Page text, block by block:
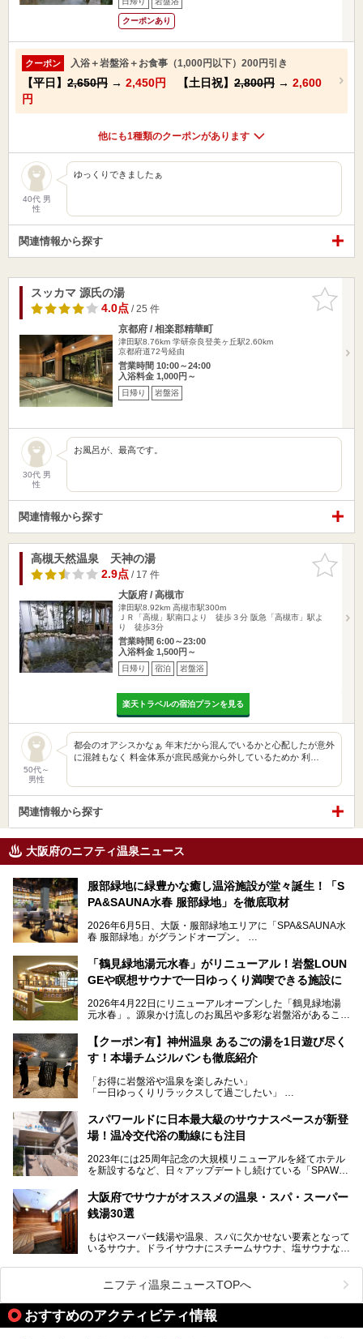
クーポンあり
クーポン 入浴＋岩盤浴＋お食事（1,000円以下）200円引き
【平日】 2,650円 → 2,450円 【土日祝】 2,800円 → 2,600
円
他にも1種類のクーポンがあります
40代 男
性
ゆっくりできましたぁ
関連情報から探す
お気に入
りに追加
スッカマ 源氏の湯
4.0点/ 25 件
京都府 / 相楽郡精華町
津田駅8.76km 学研奈良登美ヶ丘駅2.60km
京都府道72号経由
営業時間 10:00～24:00
入浴料金 1,000円～
日帰り 岩盤浴
30代 男
性
お風呂が、最高です。
関連情報から探す
お気に入
りに追加
高槻天然温泉 天神の湯
2.9点/ 17 件
大阪府 / 高槻市
津田駅8.92km 高槻市駅300m
ＪＲ「高槻」駅南口より 徒歩３分 阪急「高槻市」駅よ
り 徒歩3分
営業時間 6:00～23:00
入浴料金 1,500円～
日帰り 宿泊 岩盤浴
楽天トラベルの宿泊プランを見る
50代～
男性
都会のオアシスかなぁ 年末だから混んでいるかと心配したが意外
に混雑もなく 料金体系が庶民感覚から外しているためか 利…
関連情報から探す
大阪府のニフティ温泉ニュース
服部緑地に緑豊かな癒し温浴施設が堂々誕生！「S
PA&SAUNA水春 服部緑地」を徹底取材
2026年6月5日、大阪・服部緑地エリアに「SPA&SAUNA水
春 服部緑地」がグランドオープン。
当初の計画から約5年の時を経て誕生した本施設は、温泉・
サウナ・岩盤浴・フィットネス・ラウンジ・レストランなど
を融合した、これまでの“水春”のイメージをさらに進化させ
今回はオープン前の内覧会に参加し、館内のこだわりポイン
サウナー注目の3種のサウナや160cmの深水風呂、没入感の
高い岩盤浴エリア、日本最大の台数を誇る最新AIフィットネ
スマシンなど、見どころ満載の館内を詳しくご紹介します。
「鶴見緑地湯元水春」がリニューアル！岩盤LOUN
GEや瞑想サウナで一日ゆっくり満喫できる施設に
2026年4月22日にリニューアルオープンした「鶴見緑地湯
元水春」。源泉かけ流しのお風呂や多彩な岩盤浴があること
に“一日中くつろげる場所”としてパワーアップしています。
今回のリニューアルでは、新たに登場した瞑想サウナをはじ
見どころが盛りだくさん。日常の疲れを癒やしたい方はもち
ろん、休日にゆったり過ごしたい方にもぴったりの内容とな
本記事では、そんなリニューアル後の注目ポイントを詳しく
紹介します。これから「鶴見緑地湯元水春」に訪れる方や、
い。
【クーポン有】神州温泉 あるごの湯を1日遊び尽く
す！本場チムジルバンも徹底紹介
「お得に岩盤浴や温泉を楽しみたい」
「一日ゆっくりリラックスして過ごしたい」
利用できる「神州温泉 あるごの湯」です。
あるごの湯は、大阪府豊中市にある日帰り温浴施設で、阪急
チムジルバン（岩盤浴）を中心に、発汗・リラックス・漫画
タイムまで満喫できる長時間滞在型の施設なので、一日中ゆ
る迫力ある熱波パフォーマンスも毎日行われており、“とと
のう”体験をしっかり楽しめるのもポイントです。
ケやボウリングといった遊び場もあり、友人同士やカップル
で“遊び+癒し”の一日を過ごすのにもぴったり。
処にいたるまで魅力をたっぷり堪能してきたので、その全容
スパワールドに日本最大級のサウナスペースが新登
場！温冷交代浴の動線にも注目
2023年には25周年記念の大規模リニューアルを経てホテル
を新設するなど、日々アップデートし続けている「SPAWO
そんなスパワールドが2025年11月15日（土）に、新たな浴
室や日本最大級140人収容の大規模サウナを携えてリニュー
アルオープン！浴室である4F・6Fそれぞれにリニューアル
大規模リニューアルの全容を確認すべく、リニューアルプレ
オープンイベントに行ってきました！今回はそのリニューア
大阪府でサウナがオススメの温泉・スパ・スーパー
銭湯30選
もはやスーパー銭湯や温泉、スパに欠かせない要素となって
いるサウナ。ドライサウナにスチームサウナ、塩サウナな
ペース、ロウリュウなど、心ゆくまで楽しむためのサービス
が充実した施設も多くみられます。
今回はそんなサウナにこだわった、大阪府内のオススメ温
泉・銭湯・スパを30件紹介したいと思います！
ニフティ温泉ニュースTOPへ
おすすめのアクティビティ情報